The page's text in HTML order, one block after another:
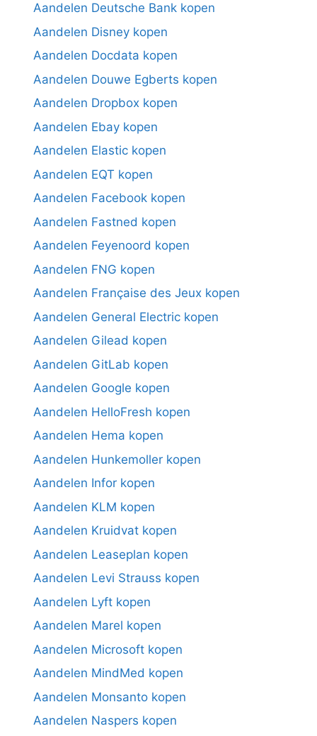
Aandelen Deutsche Bank kopen
Aandelen Disney kopen
Aandelen Docdata kopen
Aandelen Douwe Egberts kopen
Aandelen Dropbox kopen
Aandelen Ebay kopen
Aandelen Elastic kopen
Aandelen EQT kopen
Aandelen Facebook kopen
Aandelen Fastned kopen
Aandelen Feyenoord kopen
Aandelen FNG kopen
Aandelen Française des Jeux kopen
Aandelen General Electric kopen
Aandelen Gilead kopen
Aandelen GitLab kopen
Aandelen Google kopen
Aandelen HelloFresh kopen
Aandelen Hema kopen
Aandelen Hunkemoller kopen
Aandelen Infor kopen
Aandelen KLM kopen
Aandelen Kruidvat kopen
Aandelen Leaseplan kopen
Aandelen Levi Strauss kopen
Aandelen Lyft kopen
Aandelen Marel kopen
Aandelen Microsoft kopen
Aandelen MindMed kopen
Aandelen Monsanto kopen
Aandelen Naspers kopen